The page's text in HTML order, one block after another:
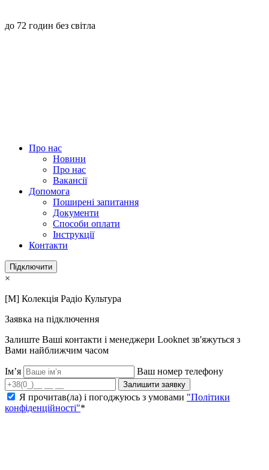
до 72 годин без світла
Про нас
Новини
Про нас
Вакансії
Допомога
Поширені запитання
Документи
Способи оплати
Інструкції
Контакти
Підключити
×
[M] Колекція Радіо Культура
Заявка на підключення
Залиште Ваші контакти і менеджери Looknet зв'яжуться з
Вами найближчим часом
Ім’я Ваш номер телефону
Залишити заявку
Я прочитав(ла) і погоджуюсь з умовами "Політики
конфіденційності"*